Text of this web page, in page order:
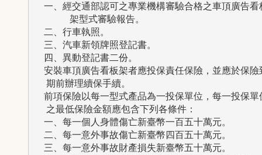
一、經交通部認可之專業機構審驗合格之車頂廣告看
      架型式審驗報告。
二、行車執照。
三、汽車新領牌照登記書。
四、異動登記書二份。
安裝車頂廣告看板架者應投保責任保險，並應於保險
  期前辦理續保手續。
前項保險以每一型式產品為一投保單位，每一投保單
  之最低保險金額應包含下列各條件：
一、每一個人身體傷亡新臺幣一百五十萬元。
二、每一意外事故傷亡新臺幣四百五十萬元。
三、每一意外事故財產損失新臺幣五十萬元。